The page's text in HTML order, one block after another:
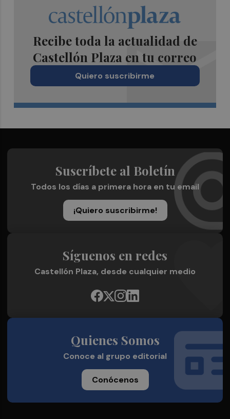
Recibe toda la actualidad de
Castellón Plaza en tu correo
Quiero suscribirme
Suscríbete al Boletín
Todos los días a primera hora en tu email
¡Quiero suscribirme!
Síguenos en redes
Castellón Plaza, desde cualquier medio
Quienes Somos
Conoce al grupo editorial
Conócenos